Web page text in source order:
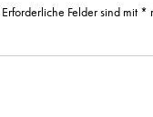
Erforderliche Felder sind mit *